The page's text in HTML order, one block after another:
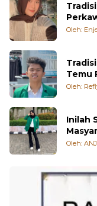
Puluh
Oleh:
Temu
Oleh:
Inilah
Oleh: